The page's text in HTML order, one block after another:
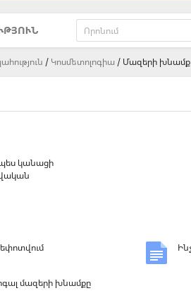
Կոսմետոլոգիա Մազերի խնամք
կանացի
մազերի խնամքը